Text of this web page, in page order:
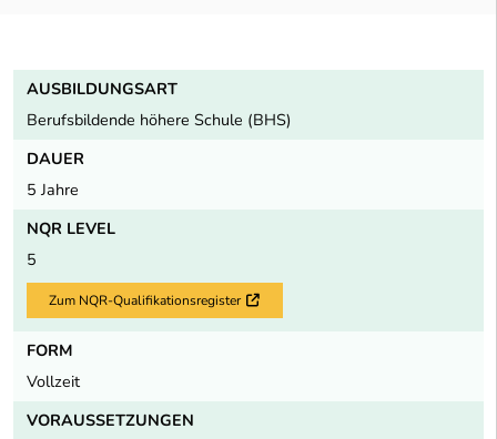
AUSBILDUNGSART
Berufsbildende höhere Schule (BHS)
DAUER
5 Jahre
NQR LEVEL
5
Zum NQR-Qualifikationsregister Externer Link
FORM
Vollzeit
VORAUSSETZUNGEN